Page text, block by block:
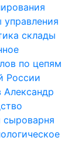
склады
по цепям
России
Александр
сыроварня